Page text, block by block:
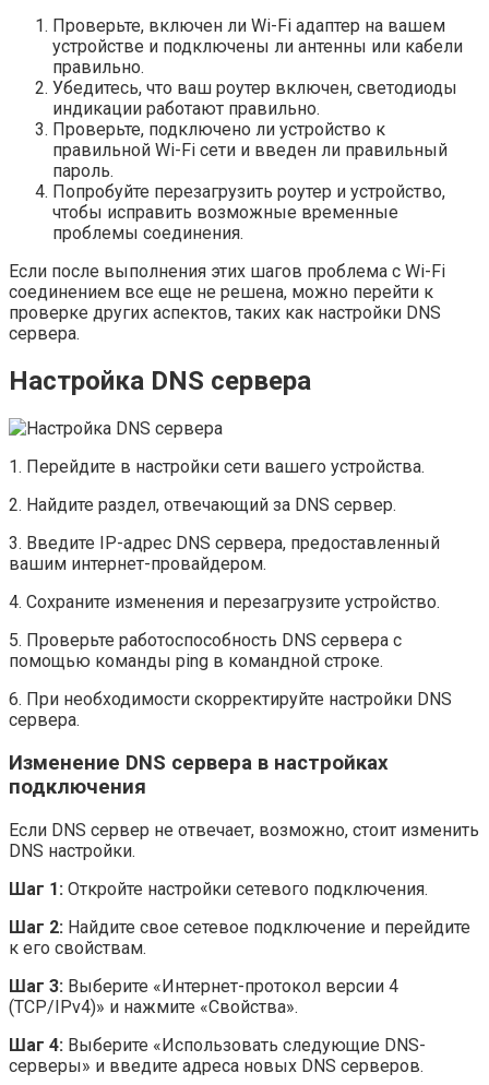
Проверьте, включен ли Wi-Fi адаптер на вашем
устройстве и подключены ли антенны или кабели
правильно.
Убедитесь, что ваш роутер включен, светодиоды
индикации работают правильно.
Проверьте, подключено ли устройство к
правильной Wi-Fi сети и введен ли правильный
пароль.
Попробуйте перезагрузить роутер и устройство,
чтобы исправить возможные временные
проблемы соединения.
Если после выполнения этих шагов проблема с Wi-Fi
соединением все еще не решена, можно перейти к
проверке других аспектов, таких как настройки DNS
сервера.
Настройка DNS сервера
1. Перейдите в настройки сети вашего устройства.
2. Найдите раздел, отвечающий за DNS сервер.
3. Введите IP-адрес DNS сервера, предоставленный
вашим интернет-провайдером.
4. Сохраните изменения и перезагрузите устройство.
5. Проверьте работоспособность DNS сервера с
помощью команды ping в командной строке.
6. При необходимости скорректируйте настройки DNS
сервера.
Изменение DNS сервера в настройках
подключения
Если DNS сервер не отвечает, возможно, стоит изменить
DNS настройки.
Шаг 1: Откройте настройки сетевого подключения.
Шаг 2: Найдите свое сетевое подключение и перейдите
к его свойствам.
Шаг 3: Выберите «Интернет-протокол версии 4
(TCP/IPv4)» и нажмите «Свойства».
Шаг 4: Выберите «Использовать следующие DNS-
серверы» и введите адреса новых DNS серверов.